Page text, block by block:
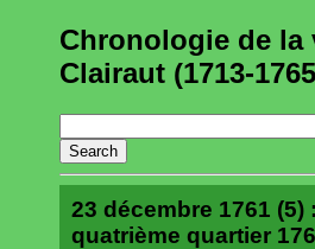
Chronologie de la
Clairaut (1713-
23 décembre 1761 (5)
quatrième quartier